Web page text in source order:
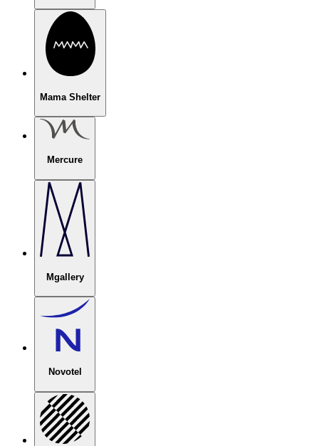
Mama Shelter
Mercure
Mgallery
Novotel